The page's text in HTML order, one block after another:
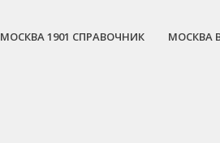
МОСКВА 1901 СПРАВОЧНИК МОСКВА